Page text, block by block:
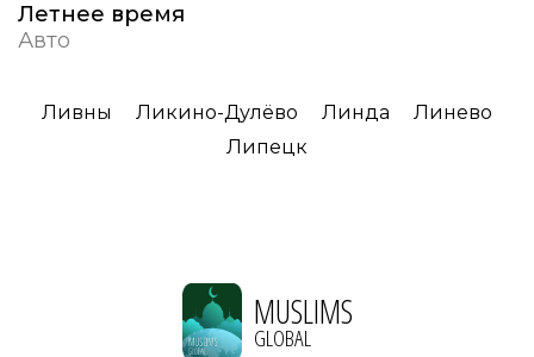
Летнее время
Авто
Ливны Ликино-Дулёво Линда
Линево
Липецк
MUSLIMS
GLOBAL